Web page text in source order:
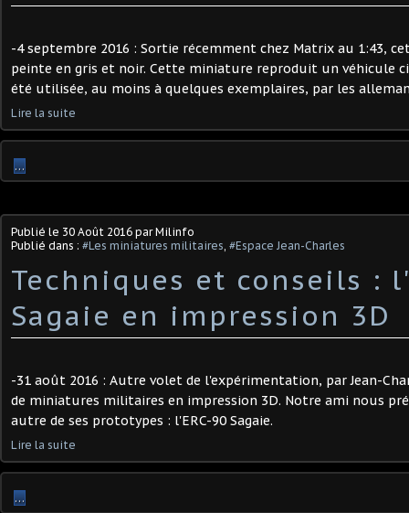
-4 septembre 2016 : Sortie récemment chez Matrix au 1:43,
peinte en gris et noir. Cette miniature reproduit un véhicule
été utilisée, au moins à quelques exemplaires, par les
Lire la suite
…
Publié le 30 Août 2016 par Milinfo
Publié dans : #Les miniatures militaires, #Espace Jean-Charles
Techniques et conseils :
Sagaie en impression 3D
-31 août 2016 : Autre volet de l'expérimentation, par Jean-
de miniatures militaires en impression 3D. Notre ami nous
autre de ses prototypes : l'ERC-90 Sagaie.
Lire la suite
…